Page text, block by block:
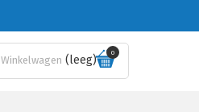
Winkelwagen
0
(leeg)